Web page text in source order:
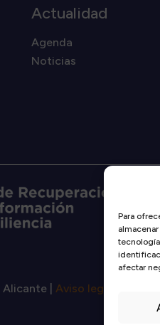
Para
afectar
Actualidad
Agenda
Noticias
| Aviso legal